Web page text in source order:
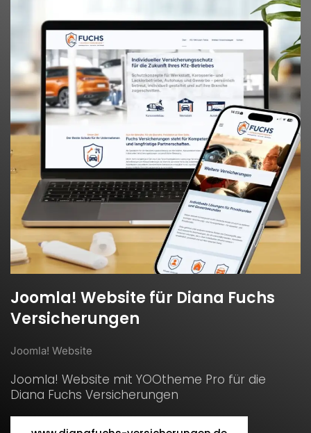
Joomla! Website für Diana Fuchs
Versicherungen
Joomla! Website
Joomla! Website mit YOOtheme Pro für die
Diana Fuchs Versicherungen